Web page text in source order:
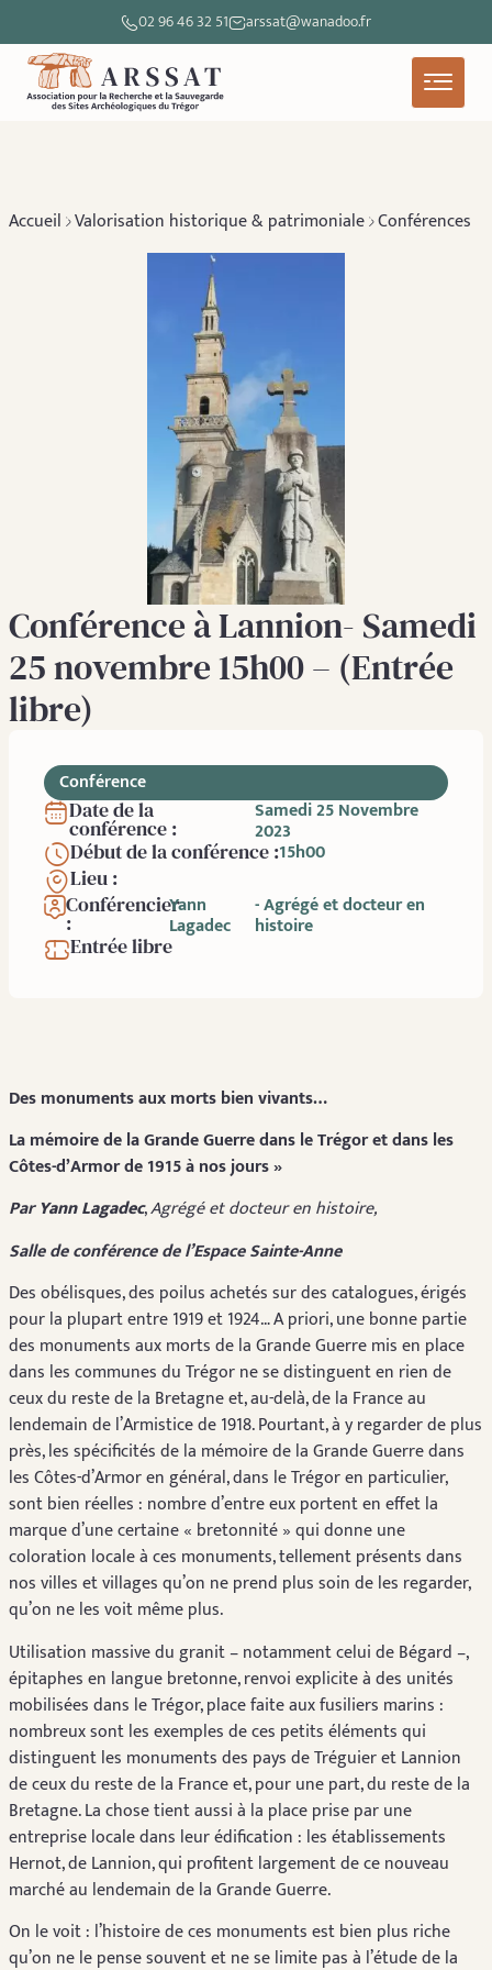
02 96 46 32 51 arssat@wanadoo.fr
Accueil Valorisation historique & patrimoniale Conférences
Conférence à Lannion- Samedi
25 novembre 15h00 – (Entrée
libre)
Conférence
Date de la
conférence :
Samedi 25 Novembre
2023
Début de la conférence :15h00
Lieu :
Conférencier
:
Yann
Lagadec
- Agrégé et docteur en
histoire
Entrée libre
Des monuments aux morts bien vivants…
La mémoire de la Grande Guerre dans le Trégoret dans les
Côtes-d’Armor de 1915 à nos jours »
ParYann Lagadec,Agrégé et docteur en histoire,
Salle de conférence de l’Espace Sainte-Anne
Des obélisques, des poilus achetés sur des catalogues, érigés
pour la plupart entre 1919 et 1924… A priori, une bonne partie
des monuments aux morts de la Grande Guerre mis en place
dans les communes du Trégor ne se distinguent en rien de
ceux du reste de la Bretagne et, au-delà, de la France au
lendemain de l’Armistice de 1918. Pourtant, à y regarder de plus
près, les spécificités de la mémoire de la Grande Guerre dans
les Côtes-d’Armor en général, dans le Trégor en particulier,
sont bien réelles : nombre d’entre eux portent en effet la
marque d’une certaine « bretonnité » qui donne une
coloration locale à ces monuments, tellement présents dans
nos villes et villages qu’on ne prend plus soin de les regarder,
qu’on ne les voit même plus.
Utilisation massive du granit – notamment celui de Bégard –,
épitaphes en langue bretonne, renvoi explicite à des unités
mobilisées dans le Trégor, place faite aux fusiliers marins :
nombreux sont les exemples de ces petits éléments qui
distinguent les monuments des pays de Tréguier et Lannion
de ceux du reste de la France et, pour une part, du reste de la
Bretagne. La chose tient aussi à la place prise par une
entreprise locale dans leur édification : les établissements
Hernot, de Lannion, qui profitent largement de ce nouveau
marché au lendemain de la Grande Guerre.
On le voit : l’histoire de ces monuments est bien plus riche
qu’on ne le pense souvent et ne se limite pas à l’étude de la